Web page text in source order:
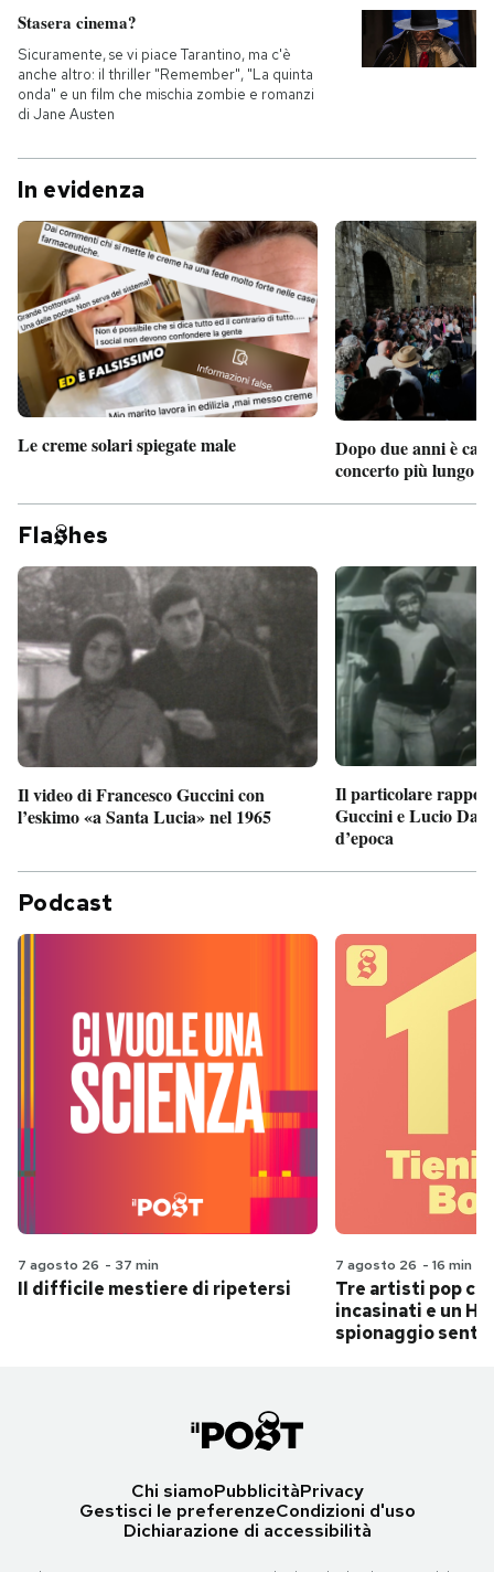
Stasera cinema?
Sicuramente, se vi piace Tarantino, ma c'è
anche altro: il thriller "Remember", "La quinta
onda" e un film che mischia zombie e romanzi
di Jane Austen
In evidenza
Le creme solari spiegate male
Dopo due anni è
concerto più lungo
Fla hes
Il video di Francesco Guccini con
l’eskimo «a Santa Lucia» nel 1965
Il particolare
Guccini e Lucio
d’epoca
Podcast
7 agosto 26 - 37 min
Il difficile mestiere di ripetersi
7 agosto 26 - 16 min
Tre artisti pop
incasinati e un
spionaggio
Chi siamoPubblicitàPrivacy
Gestisci le preferenzeCondizioni d'uso
Dichiarazione di accessibilità